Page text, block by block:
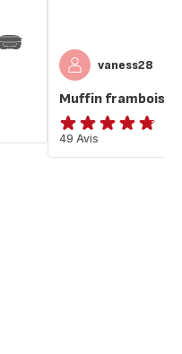
vaness28
Muffin framboises
ratings.4.7
49 Avis